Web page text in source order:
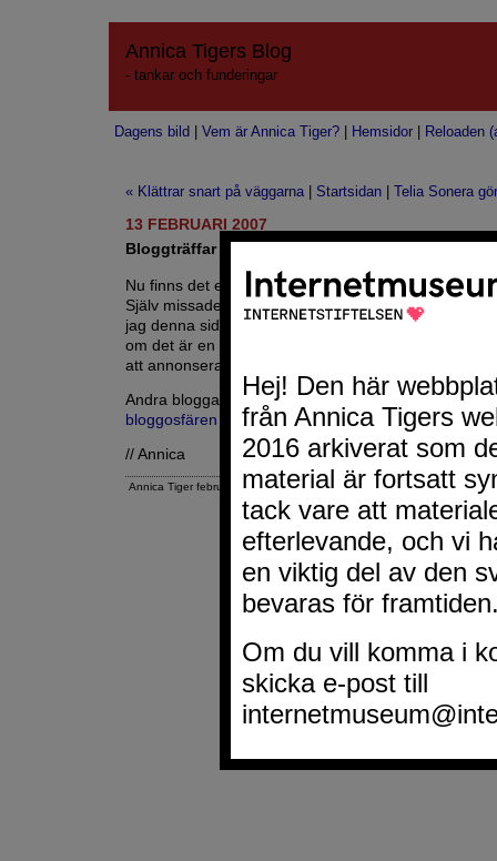
Annica Tigers Blog
- tankar och funderingar
Dagens bild Vem är Annica Tiger? Hemsidor Reloaden
« Klättrar snart på väggarna Startsidan
Telia Sonera
13 FEBRUARI 2007
Bloggträffar
Nu finns det en sajt så ingen ska behöva missa en
Själv missade jag en nyligen jag gärna hade gått
jag denna sida som bokmärke och kan spana då
om det är en bloggträff på gång i Stockholm.
att annonsera bloggträffar i hela landet.
Andra bloggar om:
bloggosfären
bloggträff
// Annica
Annica Tiger februari 13, 2007 8:33 FM